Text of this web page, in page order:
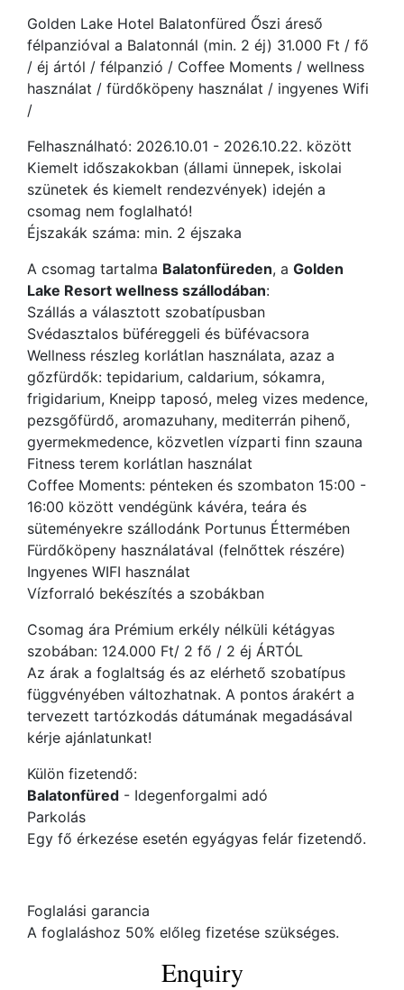
Golden Lake Hotel Balatonfüred Őszi áreső
félpanzióval a Balatonnál (min. 2 éj) 31.000 Ft / fő
/ éj ártól / félpanzió / Coffee Moments / wellness
használat / fürdőköpeny használat / ingyenes Wifi
/
Felhasználható: 2026.10.01 - 2026.10.22. között
Kiemelt időszakokban (állami ünnepek, iskolai
szünetek és kiemelt rendezvények) idején a
csomag nem foglalható!
Éjszakák száma: min. 2 éjszaka
A csomag tartalma Balatonfüreden, a Golden
Lake Resort wellness szállodában:
Szállás a választott szobatípusban
Svédasztalos büféreggeli és büfévacsora
Wellness részleg korlátlan használata, azaz a
gőzfürdők: tepidarium, caldarium, sókamra,
frigidarium, Kneipp taposó, meleg vizes medence,
pezsgőfürdő, aromazuhany, mediterrán pihenő,
gyermekmedence, közvetlen vízparti finn szauna
Fitness terem korlátlan használat
Coffee Moments: pénteken és szombaton 15:00 -
16:00 között vendégünk kávéra, teára és
süteményekre szállodánk Portunus Éttermében
Fürdőköpeny használatával (felnőttek részére)
Ingyenes WIFI használat
Vízforraló bekészítés a szobákban
Csomag ára Prémium erkély nélküli kétágyas
szobában: 124.000 Ft/ 2 fő / 2 éj ÁRTÓL
Az árak a foglaltság és az elérhető szobatípus
függvényében változhatnak. A pontos árakért a
tervezett tartózkodás dátumának megadásával
kérje ajánlatunkat!
Külön fizetendő:
Balatonfüred - Idegenforgalmi adó
Parkolás
Egy fő érkezése esetén egyágyas felár fizetendő.
Foglalási garancia
A foglaláshoz 50% előleg fizetése szükséges.
Enquiry